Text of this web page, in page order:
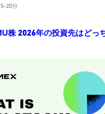
20分
株 2026年の投資先はどっ